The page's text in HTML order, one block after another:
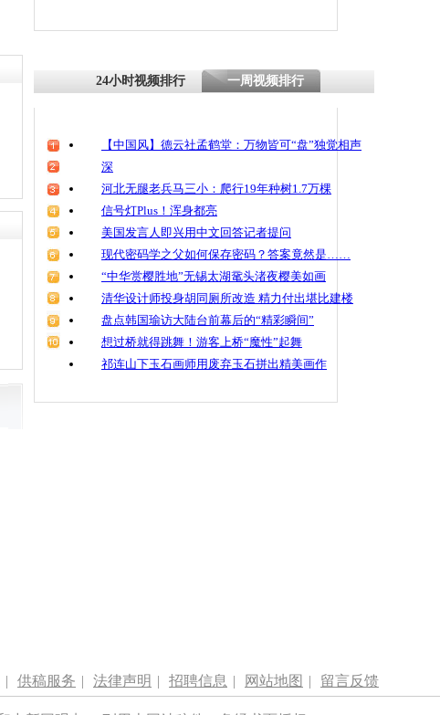
24小时视频排行 一周视频排行
【中国风】德云社孟鹤堂：万物皆可“盘”独觉相声
深
河北无腿老兵马三小：爬行19年种树1.7万棵
信号灯Plus！浑身都亮
美国发言人即兴用中文回答记者提问
现代密码学之父如何保存密码？答案竟然是……
“中华赏樱胜地”无锡太湖鼋头渚夜樱美如画
清华设计师投身胡同厕所改造 精力付出堪比建楼
盘点韩国瑜访大陆台前幕后的“精彩瞬间”
想过桥就得跳舞！游客上桥“魔性”起舞
祁连山下玉石画师用废弃玉石拼出精美画作
| 供稿服务 | 法律声明 | 招聘信息 | 网站地图 | 留言反馈